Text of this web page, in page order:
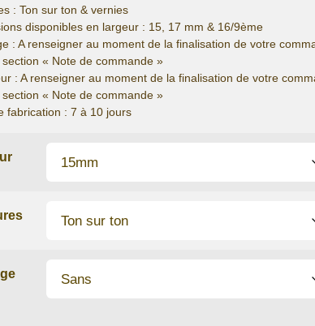
: Ton sur ton & vernies
disponibles en largeur : 15, 17 mm & 16/9ème
: A renseigner au moment de la finalisation de votre
section « Note de commande »
: A renseigner au moment de la finalisation de votre
section « Note de commande »
fabrication : 7 à 10 jours